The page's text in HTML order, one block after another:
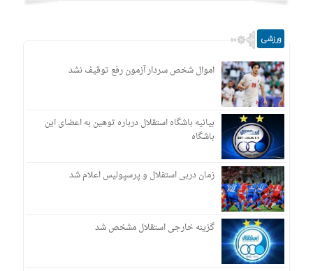
ورزشی
اموال شخص سردار آزمون رفع توقیف نشد
بیانیه باشگاه استقلال درباره توهین به اعضای این
باشگاه
زمان دربی استقلال و پرسپولیس اعلام شد
گزینه خارجی استقلال مشخص شد